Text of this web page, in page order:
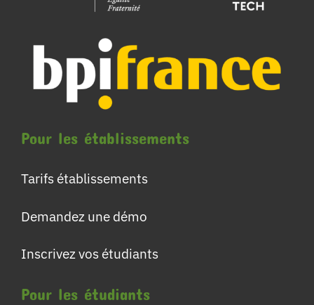
Pour les établissements
Tarifs établissements
Demandez une démo
Inscrivez vos étudiants
Pour les étudiants